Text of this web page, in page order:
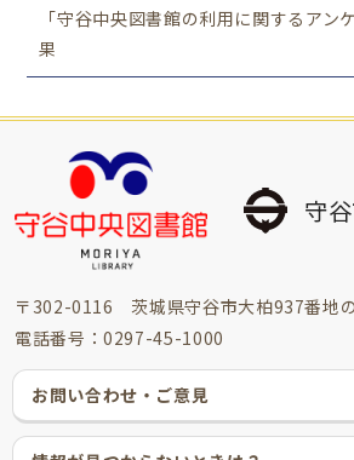
「守谷中央図書館の利用に関するアン
果
守
〒302-0116 茨城県守谷市大柏937番地
電話番号：0297-45-1000
お問い合わせ・ご意見